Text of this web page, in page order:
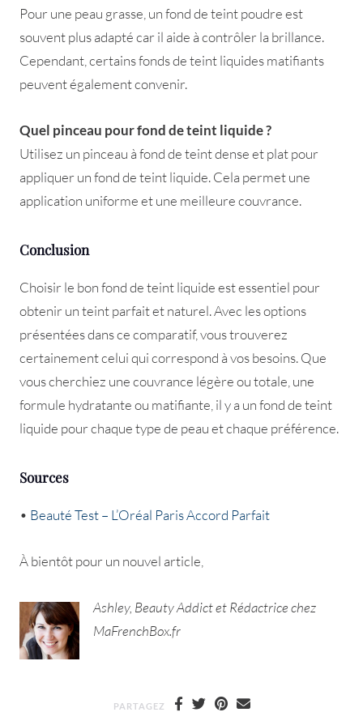
Pour une peau grasse, un fond de teint poudre est
souvent plus adapté car il aide à contrôler la brillance.
Cependant, certains fonds de teint liquides matifiants
peuvent également convenir.
Quel pinceau pour fond de teint liquide ?
Utilisez un pinceau à fond de teint dense et plat pour
appliquer un fond de teint liquide. Cela permet une
application uniforme et une meilleure couvrance.
Conclusion
Choisir le bon fond de teint liquide est essentiel pour
obtenir un teint parfait et naturel. Avec les options
présentées dans ce comparatif, vous trouverez
certainement celui qui correspond à vos besoins. Que
vous cherchiez une couvrance légère ou totale, une
formule hydratante ou matifiante, il y a un fond de teint
liquide pour chaque type de peau et chaque préférence.
Sources
• Beauté Test – L’Oréal Paris Accord Parfait
À bientôt pour un nouvel article,
Ashley, Beauty Addict et Rédactrice chez
MaFrenchBox.fr
PARTAGEZ